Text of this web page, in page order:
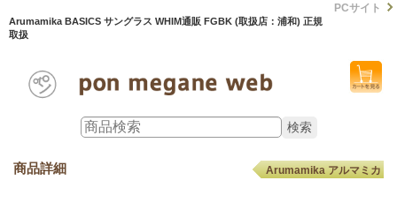
Arumamika BASICS サングラス WHIM通販 FGBK (取扱店：浦和) 正規
取扱
PCサイト
商品詳細 Arumamika アルマミカ